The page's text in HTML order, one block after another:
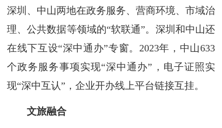
深圳、中山两地在政务服务、营商环境、市域治
理、公共数据等领域的“软联通”。深圳和中山还
在线下互设“深中通办”专窗。2023年，中山633
个政务服务事项实现“深中通办”，电子证照实
现“深中互认”，企业开办线上平台链接互挂。
文旅融合